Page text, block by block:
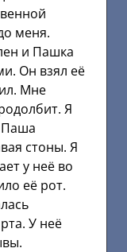
меня.
и Пашка
Он взял её
Мне
Я
Паша
стоны. Я
у неё во
её рот.
У неё